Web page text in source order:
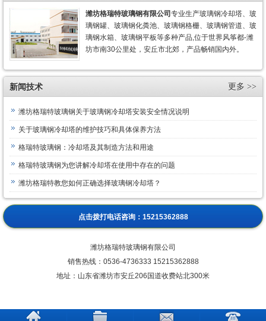
潍坊格瑞特玻璃钢有限公司 专业生产玻璃钢冷却塔、玻
璃钢罐、玻璃钢化粪池、玻璃钢格栅、玻璃钢管道、玻
璃钢水箱、玻璃钢平板等多种产品,位于世界风筝都-潍
坊市南30公里处，安丘市北郊，产品畅销国内外。
新闻技术 更多 >>
潍坊格瑞特玻璃钢关于玻璃钢冷却塔安装安全情况说明
关于玻璃钢冷却塔的维护技巧和具体保养方法
格瑞特玻璃钢：冷却塔及其制造方法和用途
格瑞特玻璃钢为您讲解冷却塔在使用中存在的问题
潍坊格瑞特教您如何正确选择玻璃钢冷却塔？
点击拨打电话咨询： 15215362888
潍坊格瑞特玻璃钢有限公司
销售热线： 0536-4736333 15215362888
地址：山东省潍坊市安丘206国道收费站北300米